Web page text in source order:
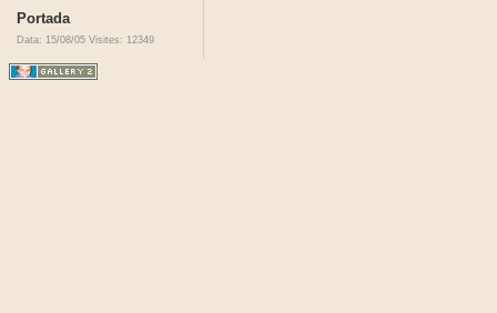
Portada
Data: 15/08/05 Visites: 12349